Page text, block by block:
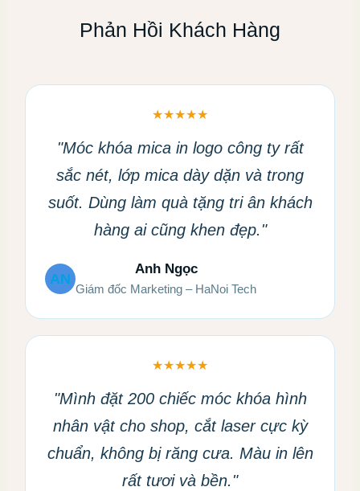
Phản Hồi Khách Hàng
★★★★★
"Móc khóa mica in logo công ty rất
sắc nét, lớp mica dày dặn và trong
suốt. Dùng làm quà tặng tri ân khách
hàng ai cũng khen đẹp."
AN
Anh Ngọc
Giám đốc Marketing – HaNoi Tech
★★★★★
"Mình đặt 200 chiếc móc khóa hình
nhân vật cho shop, cắt laser cực kỳ
chuẩn, không bị răng cưa. Màu in lên
rất tươi và bền."